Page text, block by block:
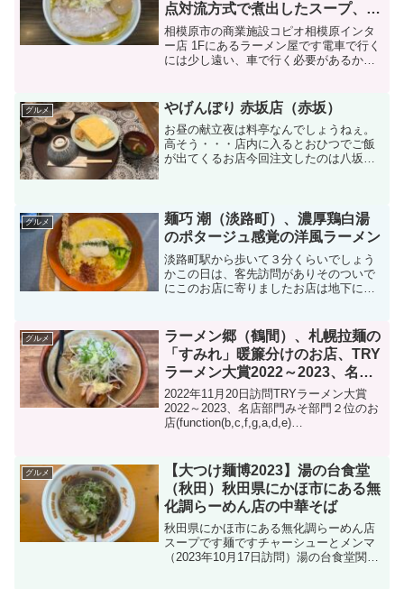
点対流方式で煮出したスープ、選
べるしょっぱさと旨さを味わえ
る、美味しい塩ラーメン
相模原市の商業施設コピオ相模原インタ
ー店 1Fにあるラーメン屋です電車で行く
には少し遠い、車で行く必要があるかと
お店は、四谷三丁目にある元祖一条流 が
んこ総本家の店主一...
グルメ やげんぼり 赤坂店（赤坂）
お昼の献立夜は料亭なんでしょうねぇ。
高そう・・・店内に入るとおひつでご飯
が出てくるお店今回注文したのは八坂だ
かめかな出しひたひたの卵...
グルメ
麺巧 潮（淡路町）、濃厚鶏白湯
のポタージュ感覚の洋風ラーメン
淡路町駅から歩いて３分くらいでしょう
かこの日は、客先訪問がありそのついで
にこのお店に寄りましたお店は地下に階
けて２種類黒＝にほんいち醤油そば白＝
鶏白湯そば店員さんがすぐ...
グルメ
ラーメン郷（鶴間）、札幌拉麺の
「すみれ」暖簾分けのお店、TRY
ラーメン大賞2022～2023、名店
部門みそ部門２位
2022年11月20日訪問TRYラーメン大賞
2022～2023、名店部門みそ部門２位のお
店(function(b,c,f,g,a,d,e)
グルメ
【大つけ麺博2023】湯の台食堂
（秋田）秋田県にかほ市にある無
化調らーめん店の中華そば
秋田県にかほ市にある無化調らーめん店
スープです麺ですチャーシューとメンマ
（2023年10月17日訪問）湯の台食堂関連